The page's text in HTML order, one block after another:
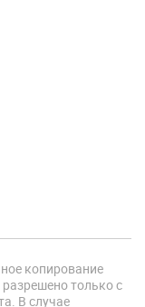
копирование
только с
В случае